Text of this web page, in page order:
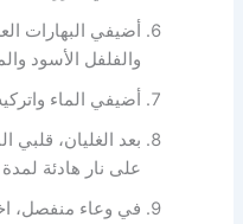
أضيفي البهارات
والفلفل الأسود
أضيفي الماء
بعد الغليان،
على نار هادئة لمدة 15-20 دقيقة.
في وعاء منفصل،